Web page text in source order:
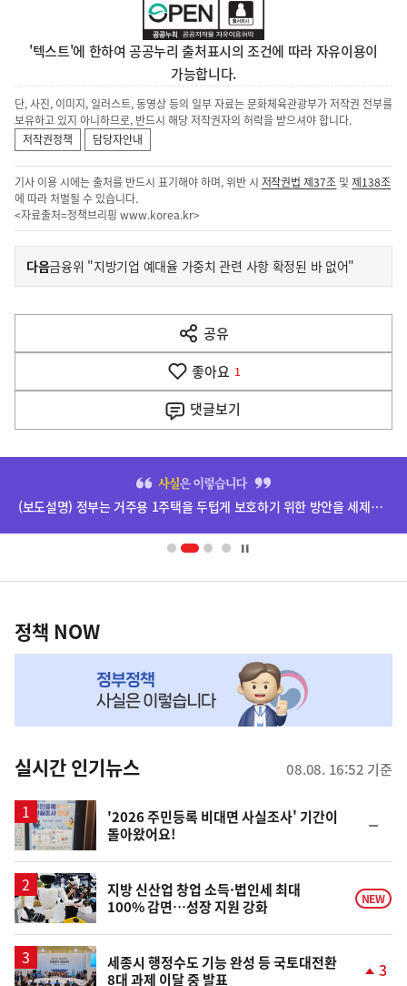
'텍스트'에 한하여 공공누리 출처표시의 조건에 따라 자유이용이
가능합니다.
단, 사진, 이미지, 일러스트, 동영상 등의 일부 자료는 문화체육관광부가 저작권 전부를
보유하고 있지 아니하므로, 반드시 해당 저작권자의 허락을 받으셔야 합니다.
저작권정책
담당자안내
기사 이용 시에는 출처를 반드시 표기해야 하며, 위반 시 저작권법 제37조 및제138조
에 따라 처벌될 수 있습니다.
<자료출처=정책브리핑 www.korea.kr>
이
전
다
음
다음기
사
금융위 "지방기업 예대율 가중치 관련 사항 확정된 바 없어"
공유
열
기
좋아요 1
댓글보기
영
(보도설명) 정부는 거주용 1주택을 두텁게 보호하기 위한 방안을 세제개편안에 담았습니다.
책
NOW,
뉴
스
정책 NOW
실시간 인기뉴스 08.08. 16:52 기준
'2026 주민등록 비대면 사실조사' 기간이
돌아왔어요!
일
지방 신산업 창업 소득·법인세 최대
100% 감면…성장 지원 강화
NEW
세종시 행정수도 기능 완성 등 국토대전환
8대 과제 이달 중 발표
3